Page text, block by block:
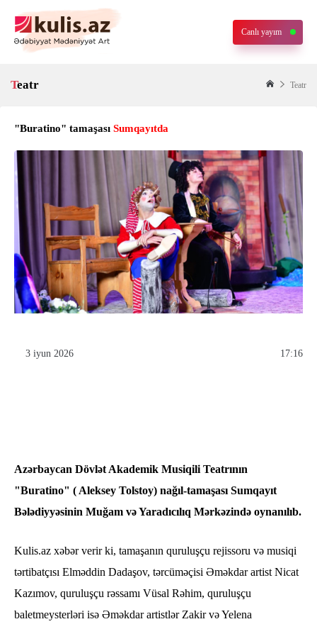
Canlı yayım
Teatr Teatr
"Buratino" tamaşası Sumqayıtda
3 iyun 2026 17:16
Azərbaycan Dövlət Akademik Musiqili Teatrının
"Buratino" ( Aleksey Tolstoy) nağıl-tamaşası Sumqayıt
Bələdiyyəsinin Muğam və Yaradıcılıq Mərkəzində oynanılıb.
Kulis.az xəbər verir ki, tamaşanın quruluşçu rejissoru və musiqi
tərtibatçısı Elməddin Dadaşov, tərcüməçisi Əməkdar artist Nicat
Kazımov, quruluşçu rəssamı Vüsal Rəhim, quruluşçu
baletmeysterləri isə Əməkdar artistlər Zakir və Yelena